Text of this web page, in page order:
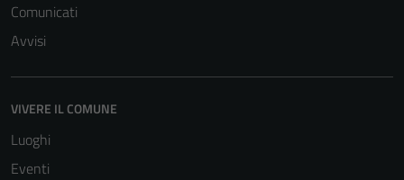
Comunicati
Avvisi
VIVERE IL COMUNE
Luoghi
Eventi